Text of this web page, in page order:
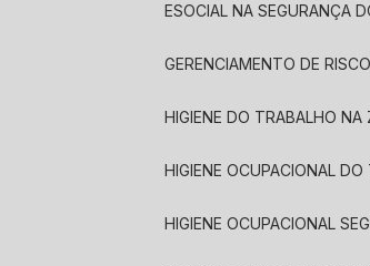
ESOCIAL NA SEGURANÇA
GERENCIAMENTO DE
HIGIENE DO TRABALHO
HIGIENE OCUPACIONAL
HIGIENE OCUPACIONAL